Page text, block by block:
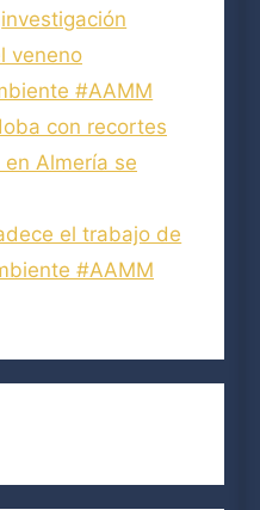
investigación
veneno
#AAMM
con recortes
Almería se
el trabajo de
#AAMM